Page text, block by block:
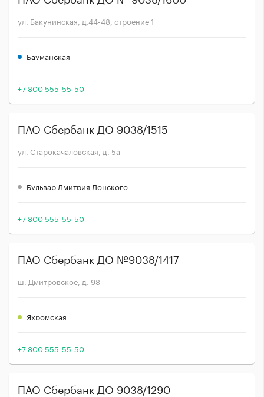
ул. Бакунинская, д.44-48, строение 1
Бауманская
+7 800 555-55-50
ПАО Сбербанк ДО 9038/1515
ул. Старокачаловская, д. 5а
Бульвар Дмитрия Донского
+7 800 555-55-50
ПАО Сбербанк ДО №9038/1417
ш. Дмитровское, д. 98
Яхромская
+7 800 555-55-50
ПАО Сбербанк ДО 9038/1290